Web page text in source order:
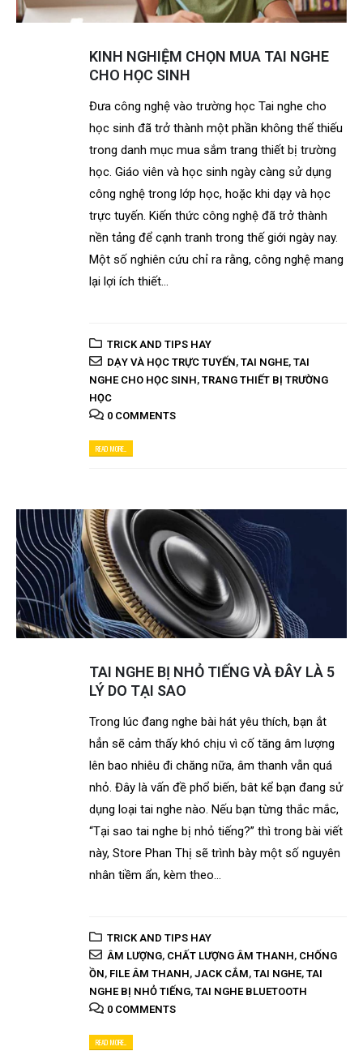
KINH NGHIỆM CHỌN MUA TAI NGHE
CHO HỌC SINH
Đưa công nghệ vào trường học Tai nghe cho
học sinh đã trở thành một phần không thể thiếu
trong danh mục mua sắm trang thiết bị trường
học. Giáo viên và học sinh ngày càng sử dụng
công nghệ trong lớp học, hoặc khi dạy và học
trực tuyến. Kiến thức công nghệ đã trở thành
nền tảng để cạnh tranh trong thế giới ngày nay.
Một số nghiên cứu chỉ ra rằng, công nghệ mang
lại lợi ích thiết...
TRICK AND TIPS HAY
DẠY VÀ HỌC TRỰC TUYẾN, TAI NGHE, TAI
NGHE CHO HỌC SINH, TRANG THIẾT BỊ TRƯỜNG
HỌC
0 COMMENTS
READ MORE...
TAI NGHE BỊ NHỎ TIẾNG VÀ ĐÂY LÀ 5
LÝ DO TẠI SAO
Trong lúc đang nghe bài hát yêu thích, bạn ắt
hẳn sẽ cảm thấy khó chịu vì cố tăng âm lượng
lên bao nhiêu đi chăng nữa, âm thanh vẫn quá
nhỏ. Đây là vấn đề phổ biến, bât kể bạn đang sử
dụng loại tai nghe nào. Nếu bạn từng thắc mắc,
“Tại sao tai nghe bị nhỏ tiếng?” thì trong bài viết
này, Store Phan Thị sẽ trình bày một số nguyên
nhân tiềm ẩn, kèm theo...
TRICK AND TIPS HAY
ÂM LƯỢNG, CHẤT LƯỢNG ÂM THANH, CHỐNG
ỒN, FILE ÂM THANH, JACK CẮM, TAI NGHE, TAI
NGHE BỊ NHỎ TIẾNG, TAI NGHE BLUETOOTH
0 COMMENTS
READ MORE...